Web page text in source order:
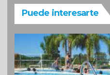
Puede interesarte